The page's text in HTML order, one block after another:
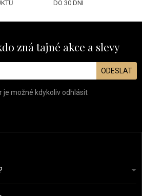
DO 30 DNÍ
zná tajné akce a slevy
ODESLAT
je možné kdykoliv odhlásit
do 24 hodin.
podmínky